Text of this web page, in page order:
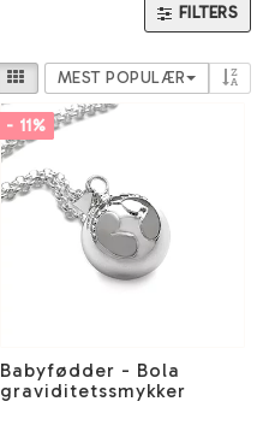
FILTERS
MEST POPULÆR
- 11%
Babyfødder - Bola
graviditetssmykker